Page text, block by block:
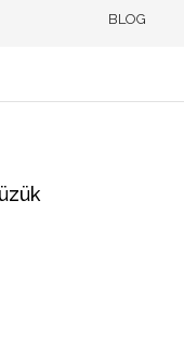
BLOG